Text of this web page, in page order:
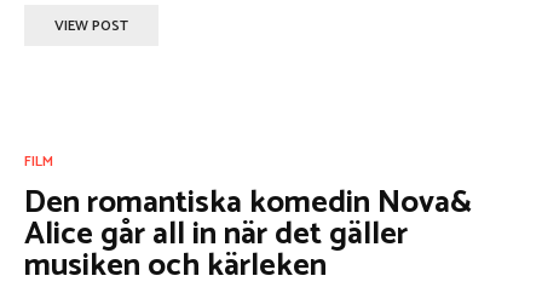
VIEW POST
FILM
Den romantiska komedin Nova&
Alice går all in när det gäller
musiken och kärleken